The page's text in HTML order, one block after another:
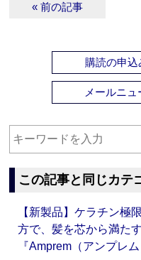
« 前の記事
購読の申込
メールニュ
この記事と同じカテ
【新製品】ケラチン極
方で、髪を芯から満た
『Amprem（アンプレ